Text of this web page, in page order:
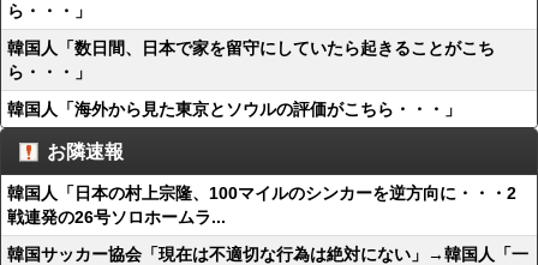
ら・・・」
韓国人「数日間、日本で家を留守にしていたら起きることがこち
ら・・・」
韓国人「海外から見た東京とソウルの評価がこちら・・・」
お隣速報
韓国人「日本の村上宗隆、100マイルのシンカーを逆方向に・・・2
戦連発の26号ソロホームラ...
韓国サッカー協会「現在は不適切な行為は絶対にない」→韓国人「一